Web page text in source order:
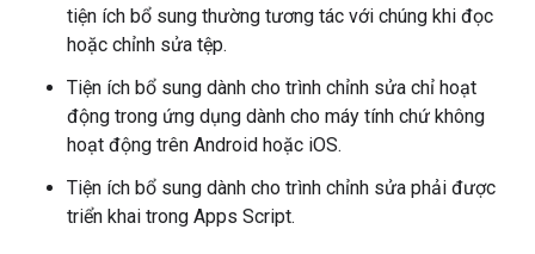
tiện ích bổ sung thường tương tác với chúng khi đọc
hoặc chỉnh sửa tệp.
Tiện ích bổ sung dành cho trình chỉnh sửa chỉ hoạt
động trong ứng dụng dành cho máy tính chứ không
hoạt động trên Android hoặc iOS.
Tiện ích bổ sung dành cho trình chỉnh sửa phải được
triển khai trong Apps Script.